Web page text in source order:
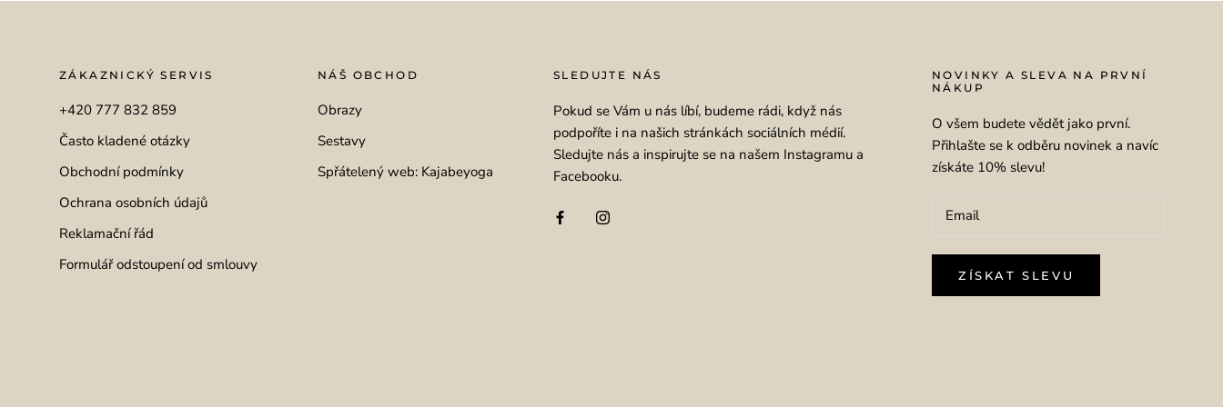
ZÁKAZNICKÝ SERVIS
+420 777 832 859
Často kladené otázky
Obchodní podmínky
Ochrana osobních údajů
Reklamační řád
Formulář odstoupení od smlouvy
NÁŠ OBCHOD
Obrazy
Sestavy
Spřátelený web: Kajabeyoga
SLEDUJTE NÁS
Pokud se Vám u nás líbí, budeme rádi, když nás
podpoříte i na našich stránkách sociálních médií.
Sledujte nás a inspirujte se na našem Instagramu a
Facebooku.
NOVINKY A SLEVA NA PRVNÍ
NÁKUP
O všem budete vědět jako první.
Přihlašte se k odběru novinek a navíc
získáte 10% slevu!
ZÍSKAT SLEVU